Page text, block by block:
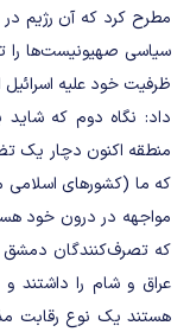
مطرح کرد که آن رژیم
سیاسی صهیونیست‌ها را
ظرفیت خود علیه
داد: نگاه دوم که شاید
منطقه اکنون دچار یک
که ما (کشورهای اسلامی
مواجهه در درون خود
که تصرف‌کنندگان دمشق
عراق و شام را داشتند
هستند یک نوع رقابت